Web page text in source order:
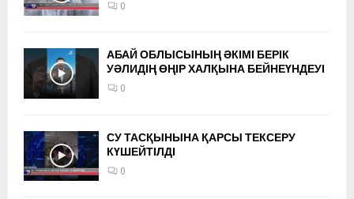
0
АБАЙ ОБЛЫСЫНЫҢ ӘКІМІ БЕРІК
УӘЛИДІҢ ӨҢІР ХАЛҚЫНА БЕЙНЕҮНДЕУІ
0
СУ ТАСҚЫНЫНА ҚАРСЫ ТЕКСЕРУ
КҮШЕЙТІЛДІ
0